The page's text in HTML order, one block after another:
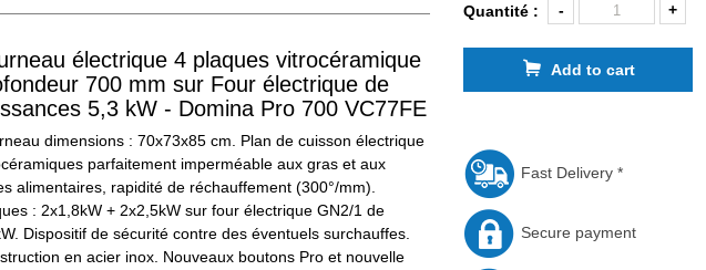
électrique 4 plaques vitrocéramique
700 mm sur Four électrique de
5,3 kW - Domina Pro 700 VC77FE
dimensions : 70x73x85 cm. Plan de cuisson électrique
parfaitement imperméable aux gras et aux
alimentaires, rapidité de réchauffement (300°/mm).
: 2x1,8kW + 2x2,5kW sur four électrique GN2/1 de
Dispositif de sécurité contre des éventuels surchauffes.
en acier inox. Nouveaux boutons Pro et nouvelle
Quantité : - +
Add to cart
Fast Delivery *
Secure payment